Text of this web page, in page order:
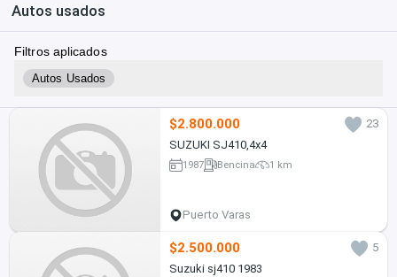
Autos usados
Filtros aplicados
Autos Usados
$2.800.000
23
SUZUKI SJ410,4x4
1987 Bencina 1 km
Puerto Varas
$2.500.000
5
Suzuki sj410 1983